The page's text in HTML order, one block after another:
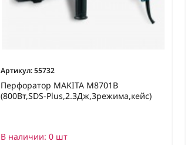
Артикул:55732
Перфоратор MAKITA M8701B
(800Вт,SDS-Plus,2.3Дж,3режима,кейс)
В наличии: 0 шт